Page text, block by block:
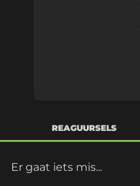
REAGUURSELS
Er gaat iets mis...